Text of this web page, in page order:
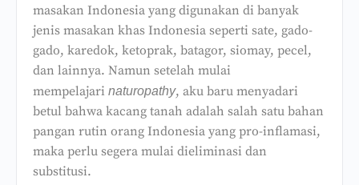
masakan Indonesia yang digunakan di banyak
jenis masakan khas Indonesia seperti sate, gado-
gado, karedok, ketoprak, batagor, siomay, pecel,
dan lainnya. Namun setelah mulai
mempelajari naturopathy, aku baru menyadari
betul bahwa kacang tanah adalah salah satu bahan
pangan rutin orang Indonesia yang pro-inflamasi,
maka perlu segera mulai dieliminasi dan
substitusi.